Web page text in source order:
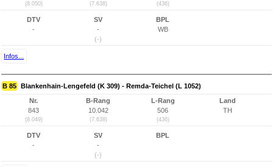
(8.050) (7.638) (436)
DTV
-
SV
-
(-)
BPL
WB
Infos...
B 85 Blankenhain-Lengefeld (K 309) - Remda-Teichel (L 1052)
Nr.
843
(8.049)
B-Rang
10.042
(7.638)
L-Rang
506
(436)
Land
TH
DTV
-
SV
-
(-)
BPL